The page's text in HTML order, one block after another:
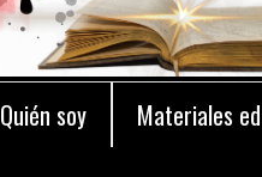
Quién soy
Materiales